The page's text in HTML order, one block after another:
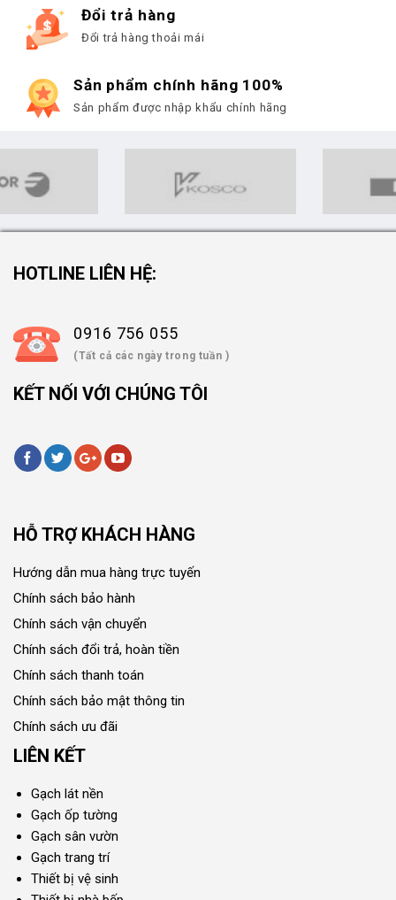
Đổi trả hàng
Đổi trả hàng thoải mái
Sản phẩm chính hãng 100%
Sản phẩm được nhập khẩu chính hãng
HOTLINE LIÊN HỆ:
0916 756 055
(Tất cả các ngày trong tuần )
KẾT NỐI VỚI CHÚNG TÔI
HỖ TRỢ KHÁCH HÀNG
Hướng dẫn mua hàng trực tuyến
Chính sách bảo hành
Chính sách vận chuyển
Chính sách đổi trả, hoàn tiền
Chính sách thanh toán
Chính sách bảo mật thông tin
Chính sách ưu đãi
LIÊN KẾT
Gạch lát nền
Gạch ốp tường
Gạch sân vườn
Gạch trang trí
Thiết bị vệ sinh